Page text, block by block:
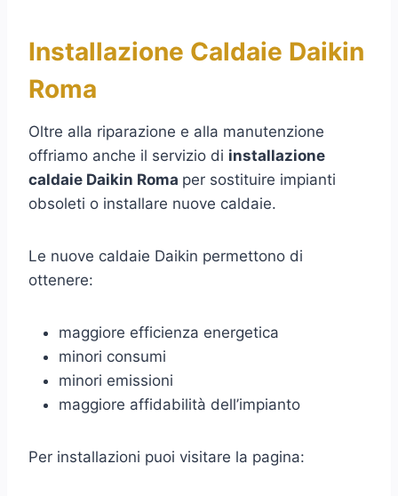
Installazione Caldaie Daikin
Roma
Oltre alla riparazione e alla manutenzione
offriamo anche il servizio di installazione
caldaie Daikin Roma per sostituire impianti
obsoleti o installare nuove caldaie.
Le nuove caldaie Daikin permettono di
ottenere:
maggiore efficienza energetica
minori consumi
minori emissioni
maggiore affidabilità dell’impianto
Per installazioni puoi visitare la pagina: